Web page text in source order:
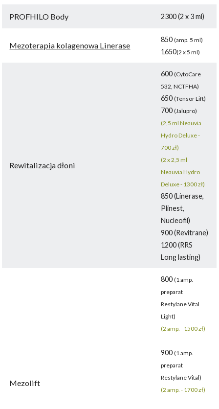
PROFHILO Body 2300 (2 x 3 ml)
Mezoterapia kolagenowa Linerase
850(amp. 5 ml)
1650(2 x 5 ml)
Rewitalizacja dłoni
600(CytoCare
532, NCTFHA)
650(Tensor Lift)
700(Jalupro)
(2,5 ml Neauvia
Hydro Deluxe -
700 zł)
(2 x 2,5 ml
Neauvia Hydro
Deluxe - 1300 zł)
850 (Linerase,
Plinest,
Nucleofil)
900 (Revitrane)
1200 (RRS
Long lasting)
Mezolift
800(1 amp.
preparat
Restylane Vital
Light)
(2 amp. - 1500 zł)
900(1 amp.
preparat
Restylane Vital)
(2 amp. - 1700 zł)